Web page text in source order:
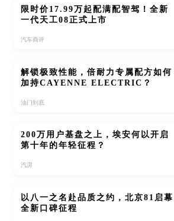
限时价17.99万起配满配智驾！全新
一代天工08正式上市
汽车商评
解锁极致性能，倍耐力专属配方如何
加持CAYENNE ELECTRIC？
油门到底
200万用户基盘之上，埃安何以开启
第十年的年轻征程？
汽湃
以八一之名赴品质之约，北京81启幕
全新口碑征程